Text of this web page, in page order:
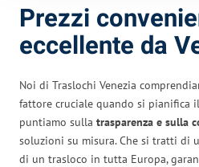
Prezzi
eccellente da
Noi di Traslochi Venezia
fattore cruciale quando si pianifica
puntiamo sulla trasparenza e sulla
soluzioni su misura. Che si tratti di
di un trasloco in tutta Europa,